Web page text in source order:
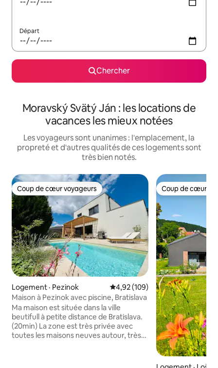
Départ
Chercher
Moravský Svätý Ján : les locations de
vacances les mieux notées
Les voyageurs sont unanimes : l'emplacement, la
propreté et d'autres qualités de ces logements sont
très bien notés.
Coup de cœur voyageurs
Coup de cœur voyageurs
Logement · Pezinok Note moyenne de 4,92 sur 5,
4,92 (109)
Maison à Pezinok avec piscine, Bratislava
Ma maison est située dans la ville
beutifull à petite distance de Bratislava.
(20min) La zone est très privée avec
toutes les maisons neuves autour, très
Coup de cœur
Coup de cœur